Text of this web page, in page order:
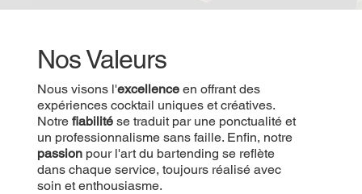
Nos Valeurs
Nous visons l'excellenceen offrant des
expériences cocktail uniques et créatives.
Notre fiabilité se traduit par une ponctualité et
un professionnalisme sans faille. Enfin, notre
passionpour l'art du bartending se reflète
dans chaque service, toujours réalisé avec
soin et enthousiasme.